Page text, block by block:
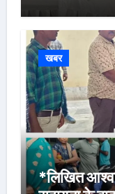
खबर
*लिखित